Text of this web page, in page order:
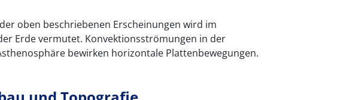
oben beschriebenen Erscheinungen wird im
Erde vermutet. Konvektionsströmungen in der
bewirken horizontale Plattenbewegungen.